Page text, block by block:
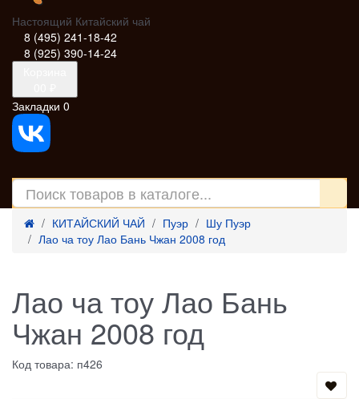
Настоящий Китайский чай
8 (495) 241-18-42
8 (925) 390-14-24
Закладки 0
КИТАЙСКИЙ ЧАЙ Пуэр
Шу Пуэр
Лао ча тоу Лао Бань Чжан 2008 год
Лао ча тоу Лао Бань
Чжан 2008 год
Код товара: п426